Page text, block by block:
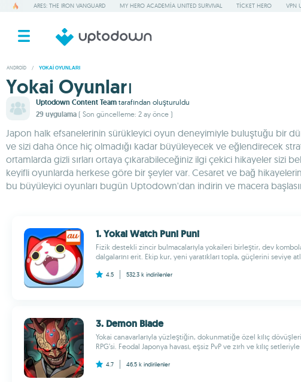
ARES: THE IRON VANGUARD MY HERO ACADEMIA UNITED SURVIVAL TICKET HERO VPN
ANDROID / YOKAI OYUNLARI
Yokai Oyunları
Uptodown Content Team tarafından oluşturuldu
29 uygulama ( Son güncelleme: 2 ay önce )
Japon halk efsanelerinin sürükleyici oyun deneyimiyle buluştuğu bir
ve sizi daha önce hiç olmadığı kadar büyüleyecek ve eğlendirecek
ortamlarda gizli sırları ortaya çıkarabileceğiniz ilgi çekici hikayeler sizi
keyifli oyunlarda herkese göre bir şeyler var. Cesaret ve bağ
bu büyüleyici oyunları bugün Uptodown'dan indirin ve macera
1. Yokai Watch Puni Puni
Fizik destekli zincir bulmacalarıyla yokaileri birleştir, dev
dalgalarını erit. Ekip kur, yeni yaratıkları topla, güçlerini seviye
4.5 532.3 k indirilenler
3. Demon Blade
Yokai canavarlarıyla yüzleştiğin, dokunmatiğe özel kılıç
RPG’si. Feodal Japonya havası, eşsiz PvP ve zırh ve kılıç
4.7 46.5 k indirilenler